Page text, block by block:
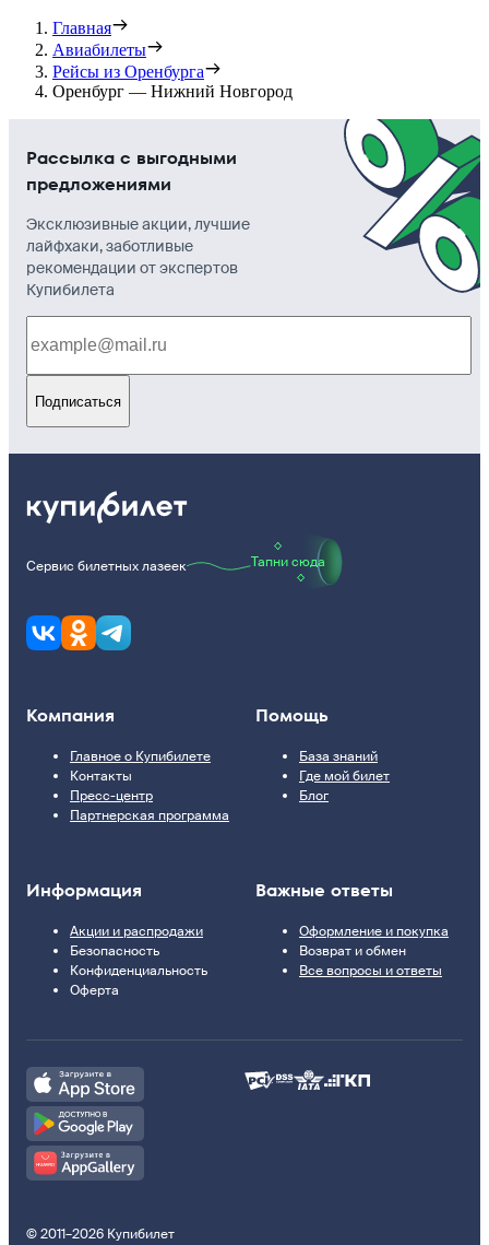
Главная
Авиабилеты
Рейсы из Оренбурга
Оренбург — Нижний Новгород
Рассылка с выгодными
предложениями
Эксклюзивные акции, лучшие
лайфхаки, заботливые
рекомендации от экспертов
Купибилета
Подписаться
Сервис билетных лазеек Тапни сюда
Компания
Главное о Купибилете
Контакты
Пресс-центр
Партнерская программа
Помощь
База знаний
Где мой билет
Блог
Информация
Акции и распродажи
Безопасность
Конфиденциальность
Оферта
Важные ответы
Оформление и покупка
Возврат и обмен
Все вопросы и ответы
© 2011–2026 Купибилет